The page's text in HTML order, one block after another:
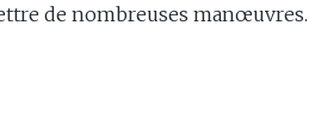
de nombreuses manœuvres.